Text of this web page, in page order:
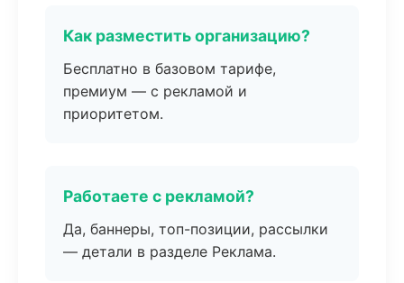
Как разместить организацию?
Бесплатно в базовом тарифе,
премиум — с рекламой и
приоритетом.
Работаете с рекламой?
Да, баннеры, топ-позиции, рассылки
— детали в разделе Реклама.